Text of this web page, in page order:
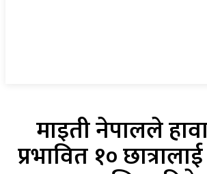
माइती नेपालले
प्रभावित १०